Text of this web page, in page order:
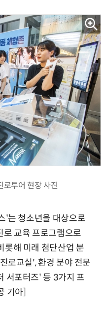
투어 현장 사진
'는 청소년을 대상으로
로 교육 프로그램으로
롯해 미래 첨단산업 분
로교실', 환경 분야 전문
서포터즈' 등 3가지 프
기아]